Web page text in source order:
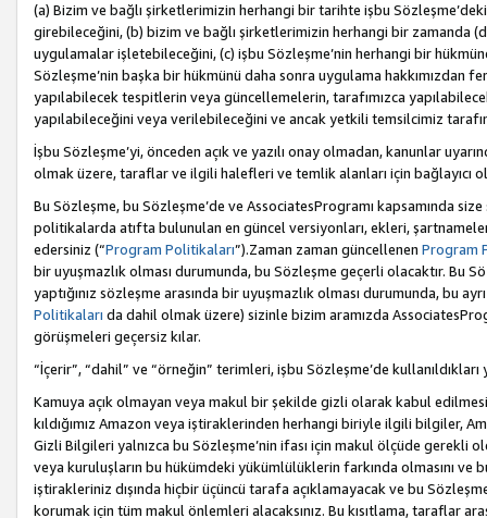
(a) Bizim ve bağlı şirketlerimizin herhangi bir tarihte işbu
girebileceğini, (b) bizim ve bağlı şirketlerimizin herhangi bir zamanda
uygulamalar işletebileceğini, (c) işbu Sözleşme’nin herhangi bir
Sözleşme’nin başka bir hükmünü daha sonra uygulama hakkımızdan
yapılabilecek tespitlerin veya güncellemelerin, tarafımızca
yapılabileceğini veya verilebileceğini ve ancak yetkili temsilcimiz
İşbu Sözleşme’yi, önceden açık ve yazılı onay olmadan, kanunlar
olmak üzere, taraflar ve ilgili halefleri ve temlik alanları için bağlayıcı
Bu Sözleşme, bu Sözleşme’de ve AssociatesProgramı kapsamında
politikalarda atıfta bulunulan en güncel versiyonları, ekleri,
edersiniz (“Program Politikaları”).Zaman zaman güncellenen Program
bir uyuşmazlık olması durumunda, bu Sözleşme geçerli olacaktır. Bu
yaptığınız sözleşme arasında bir uyuşmazlık olması durumunda, bu
Politikaları da dahil olmak üzere) sizinle bizim aramızda
görüşmeleri geçersiz kılar.
“İçerir”, “dahil” ve “örneğin” terimleri, işbu Sözleşme’de
Kamuya açık olmayan veya makul bir şekilde gizli olarak kabul
kıldığımız Amazon veya iştiraklerinden herhangi biriyle ilgili bilgiler,
Gizli Bilgileri yalnızca bu Sözleşme’nin ifası için makul ölçüde gerekli
veya kuruluşların bu hükümdeki yükümlülüklerin farkında olmasını ve
iştirakleriniz dışında hiçbir üçüncü tarafa açıklamayacak ve bu
korumak için tüm makul önlemleri alacaksınız. Bu kısıtlama, taraflar